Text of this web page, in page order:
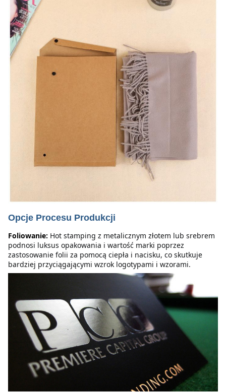
Opcje Procesu Produkcji
Foliowanie: Hot stamping z metalicznym złotem lub srebrem
podnosi luksus opakowania i wartość marki poprzez
zastosowanie folii za pomocą ciepła i nacisku, co skutkuje
bardziej przyciągającymi wzrok logotypami i wzorami.